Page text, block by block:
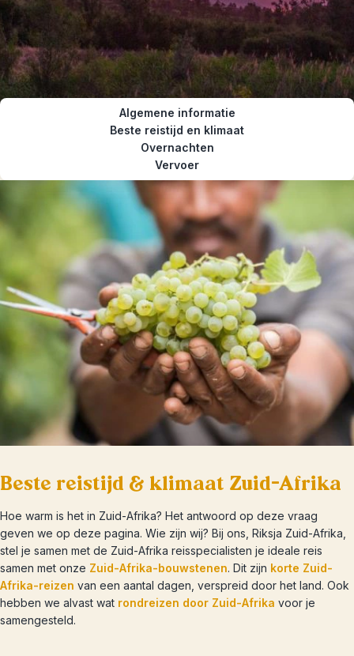
Algemene informatie
Beste reistijd en klimaat
Overnachten
Vervoer
Beste reistijd & klimaat Zuid-Afrika
Hoe warm is het in Zuid-Afrika? Het antwoord op deze vraag
geven we op deze pagina. Wie zijn wij? Bij ons, Riksja Zuid-Afrika,
stel je samen met de Zuid-Afrika reisspecialisten je ideale reis
samen met onze Zuid-Afrika-bouwstenen. Dit zijn korte Zuid-
Afrika-reizen van een aantal dagen, verspreid door het land. Ook
hebben we alvast wat rondreizen door Zuid-Afrika voor je
samengesteld.